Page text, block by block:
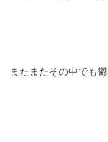
またまたその中でも